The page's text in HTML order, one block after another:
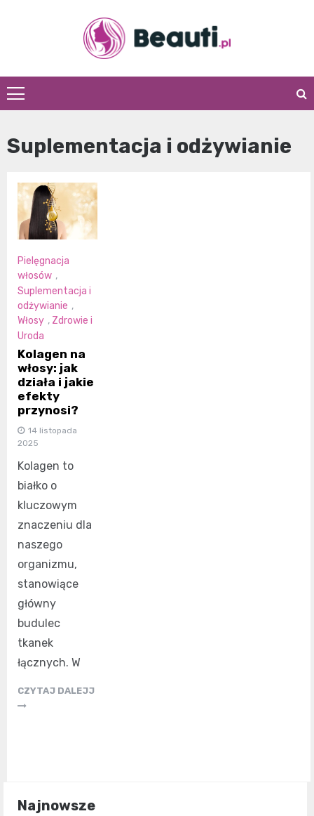
Beauti.pl
Suplementacja i odżywianie
Pielęgnacja
włosów ,
Suplementacja i
odżywianie ,
Włosy , Zdrowie i
Uroda
Kolagen na
włosy: jak
działa i jakie
efekty
przynosi?
14 listopada
2025
Kolagen to
białko o
kluczowym
znaczeniu dla
naszego
organizmu,
stanowiące
główny
budulec
tkanek
łącznych. W
CZYTAJ DALEJJ
Najnowsze